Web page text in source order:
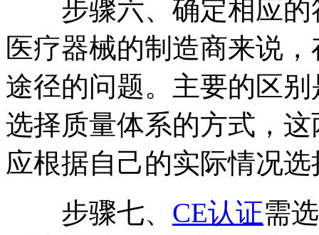
步骤六、确定相应的
医疗器械的制造商来说
途径的问题。主要的区
选择质量体系的方式，
应根据自己的实际情况
步骤七、 CE认证需